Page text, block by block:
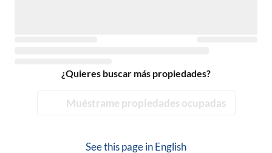
¿Quieres buscar más propiedades?
Muéstrame propiedades ocupadas
See this page inEnglish